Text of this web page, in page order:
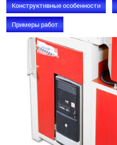
Конструктивные особенности
Примеры работ